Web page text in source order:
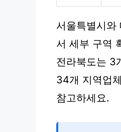
서울특별시와
서 세부 구역
전라북도는 3
34개 지역업
참고하세요.